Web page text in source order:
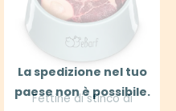
La spedizione nel tuo
paese non è possibile.
Fettine di stinco di